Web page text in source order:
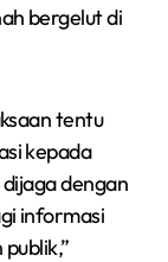
bergelut di
tentu
kepada
dengan
informasi